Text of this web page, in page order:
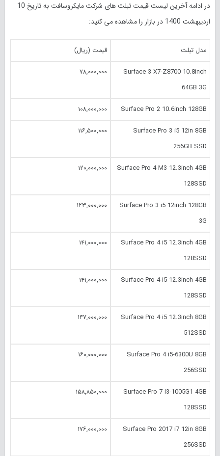
در ادامه آخرین لیست قیمت تبلت های شرکت مایکروسافت به تاریخ 10
اردیبهشت 1400 در بازار را مشاهده می کنید:
مدل تبلت قیمت (ریال)
Surface 3 X7-Z8700 10.‎8inch
64GB 3G
۷۸,۰۰۰,۰۰۰
Surface Pro 2 10.‎6inch 128GB ۱۰۸,۰۰۰,۰۰۰
Surface Pro 3 i5 12in 8GB
256GB SSD
۱۱۶,۵۰۰,۰۰۰
Surface Pro 4 M3 12.‎3inch 4GB
128SSD
۱۲۰,۰۰۰,۰۰۰
Surface Pro 3 i5 12inch 128GB
3G
۱۲۳,۰۰۰,۰۰۰
Surface Pro 4 i5 12.‎3inch 4GB
128SSD
۱۴۱,۰۰۰,۰۰۰
Surface Pro 4 i5 12.‎3inch 4GB
128SSD
۱۴۱,۰۰۰,۰۰۰
Surface Pro 4 i5 12.‎3inch 8GB
512SSD
۱۴۷,۰۰۰,۰۰۰
Surface Pro 4 i5-6300U 8GB
256SSD
۱۶۰,۰۰۰,۰۰۰
Surface Pro 7 i3-1005G1 4GB
128SSD
۱۵۸,۸۵۰,۰۰۰
Surface Pro 2017 i7 12in 8GB
256SSD
۱۷۶,۰۰۰,۰۰۰